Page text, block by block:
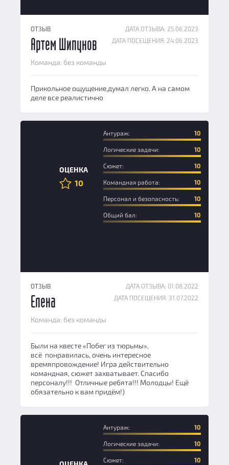
ОТЗЫВ
ДАТА ОТЗЫВА: 25.06.2023
ДАТА ПОСЕЩЕНИЯ: 24.06.2023
Артем Шипунов
Команда: без команды
Прикольное ощущение,думал легко. А на самом
деле все реалистично
ОЦЕНКА
10
Антураж: 10
Логические задачи: 10
Сюжет: 10
Командная работа: 10
Персонал и безопасность: 10
Общий бал: 10
ОТЗЫВ
ДАТА ОТЗЫВА: 01.08.2022
ДАТА ПОСЕЩЕНИЯ: 31.07.2022
Елена
Команда: без команды
Были на квесте «Побег из тюрьмы»,
всё понравилась, очень интересное
времяпровождение! Игра действительно
командная, сюжет захватывает. Спасибо
персоналу!!! Отличные ребята!!! Молодцы! Ещё
обязательно к вам придём!)
Антураж: 10
Логические задачи: 10
Сюжет: 10